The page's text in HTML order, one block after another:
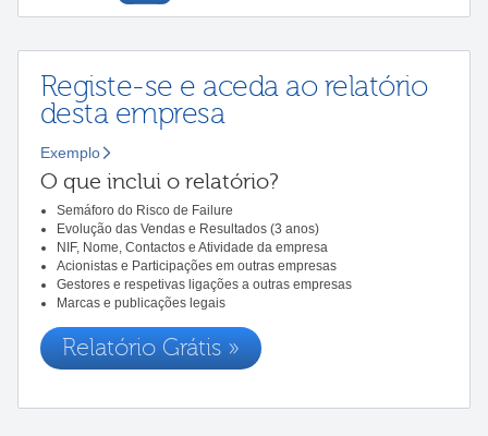
Registe-se e aceda ao relatório
desta empresa
Exemplo
O que inclui o relatório?
Semáforo do Risco de Failure
Evolução das Vendas e Resultados (3 anos)
NIF, Nome, Contactos e Atividade da empresa
Acionistas e Participações em outras empresas
Gestores e respetivas ligações a outras empresas
Marcas e publicações legais
Relatório Grátis »